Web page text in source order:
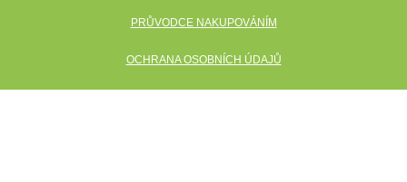
PRŮVODCE NAKUPOVÁNÍM
OCHRANA OSOBNÍCH ÚDAJŮ